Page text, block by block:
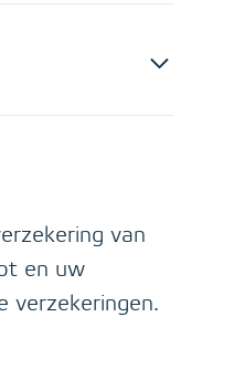
van
en uw
verzekeringen.